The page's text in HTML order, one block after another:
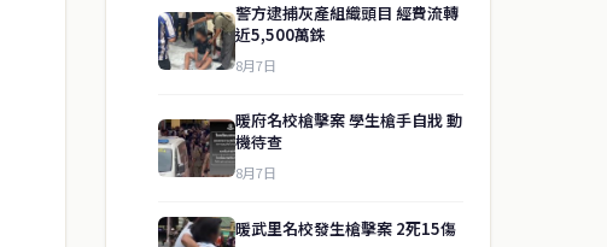
警方逮捕灰產組織頭目 經費流轉
近5,500萬銖
8月7日
暖府名校槍擊案 學生槍手自戕 動
機待查
8月7日
暖武里名校發生槍擊案 2死15傷